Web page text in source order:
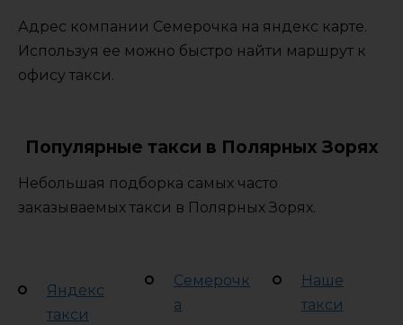
Адрес компании Семерочка на яндекс карте.
Используя ее можно быстро найти маршрут к
офису такси.
Популярные такси в Полярных Зорях
Небольшая подборка самых часто
заказываемых такси в Полярных Зорях.
Яндекс
такси
Семерочк
а
Наше
такси